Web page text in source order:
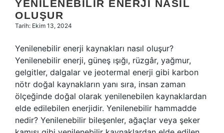
YENILENEBILIR ENERJI NASIL
OLUŞUR
Tarih: Ekim 13, 2024
Yenilenebilir enerji kaynakları nasıl oluşur?
Yenilenebilir enerji, güneş ışığı, rüzgâr, yağmur,
gelgitler, dalgalar ve jeotermal enerji gibi karbon
nötr doğal kaynakların yanı sıra, insan zaman
ölçeğinde doğal olarak yenilenebilen kaynaklardan
elde edilebilen enerjidir. Yenilenebilir hammadde
nedir? Yenilenebilir bileşenler, ağaçlar veya şeker